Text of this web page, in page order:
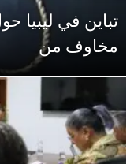
تباين في ليبيا
مخاوف من